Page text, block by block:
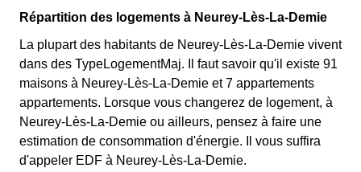
Répartition des logements à Neurey-Lès-La-Demie
La plupart des habitants de Neurey-Lès-La-Demie vivent
dans des TypeLogementMaj. Il faut savoir qu'il existe 91
maisons à Neurey-Lès-La-Demie et 7 appartements
appartements. Lorsque vous changerez de logement, à
Neurey-Lès-La-Demie ou ailleurs, pensez à faire une
estimation de consommation d'énergie. Il vous suffira
d'appeler EDF à Neurey-Lès-La-Demie.